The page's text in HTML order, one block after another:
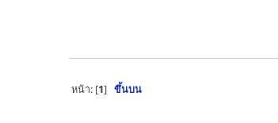
หน้า: [1] ขึ้นบน